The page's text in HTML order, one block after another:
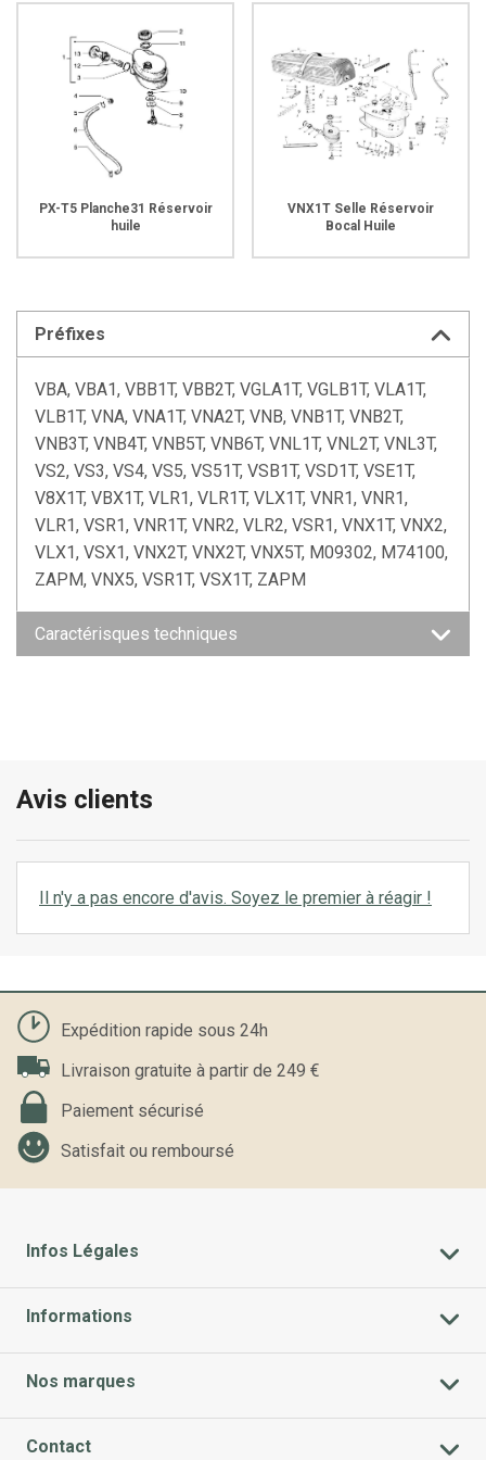
PX-T5 Planche31 Réservoir
huile
VNX1T Selle Réservoir
Bocal Huile
Préfixes
VBA, VBA1, VBB1T, VBB2T, VGLA1T, VGLB1T, VLA1T,
VLB1T, VNA, VNA1T, VNA2T, VNB, VNB1T, VNB2T,
VNB3T, VNB4T, VNB5T, VNB6T, VNL1T, VNL2T, VNL3T,
VS2, VS3, VS4, VS5, VS51T, VSB1T, VSD1T, VSE1T,
V8X1T, VBX1T, VLR1, VLR1T, VLX1T, VNR1, VNR1,
VLR1, VSR1, VNR1T, VNR2, VLR2, VSR1, VNX1T, VNX2,
VLX1, VSX1, VNX2T, VNX2T, VNX5T, M09302, M74100,
ZAPM, VNX5, VSR1T, VSX1T, ZAPM
Caractérisques techniques
Avis clients
Il n'y a pas encore d'avis. Soyez le premier à réagir !
Expédition rapide sous 24h
Livraison gratuite à partir de 249 €
Paiement sécurisé
Satisfait ou remboursé
Infos Légales
Informations
Nos marques
Contact